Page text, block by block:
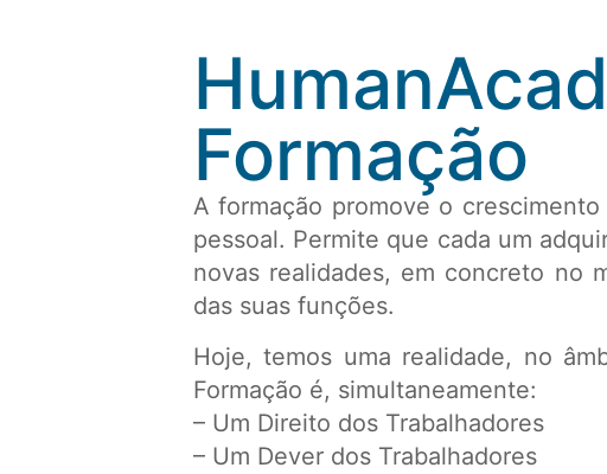
Formação
A formação promove o
pessoal. Permite que cada um
novas realidades, em concreto no
das suas funções.
Hoje, temos uma realidade, no
Formação é, simultaneamente:
– Um Direito dos Trabalhadores
– Um Dever dos Trabalhadores